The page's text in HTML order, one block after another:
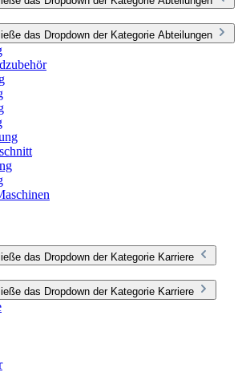
das Dropdown der Kategorie Abteilungen
das Dropdown der Kategorie Karriere
das Dropdown der Kategorie Karriere